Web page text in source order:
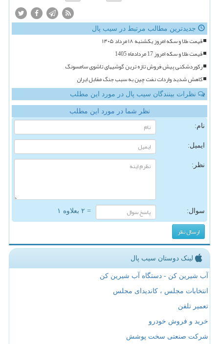
جدیدترین مطالب مرتبط در سیب پال
قیمت طلا و سکه امروز یکشنبه ۱۸ مرداد ۱۴۰۵
قیمت طلا و سکه امروز 17 مردادماه 1405
رکوردشکنی پیش فروش تازه ترین گوشیهای تاشوی سامسونگ
کاهش شدید واردات نفت چین به سبب جنگ مقابل ایران
نظرات بینندگان سیب پال در مورد این مطلب
نظر شما در مورد این مطلب
نام:
ایمیل:
نظر:
سوال: = ۲ بعلاوه ۱
لینک دوستان سیب پال
آب شیرین کن - دستگاه آب شیرین کن
انتخابات مجلس ، کاندیدای مجلس
تعمیر تلفن
خرید و فروش خودرو
شرکت صنعتی سخت پوشش